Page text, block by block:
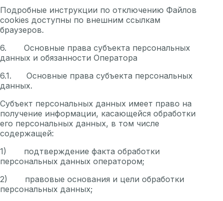
Подробные инструкции по отключению Файлов
cookies доступны по внешним ссылкам
браузеров.
6. Основные права субъекта персональных
данных и обязанности Оператора
6.1. Основные права субъекта персональных
данных.
Субъект персональных данных имеет право на
получение информации, касающейся обработки
его персональных данных, в том числе
содержащей:
1) подтверждение факта обработки
персональных данных оператором;
2) правовые основания и цели обработки
персональных данных;